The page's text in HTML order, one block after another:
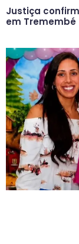
Justiça
em Tremembé